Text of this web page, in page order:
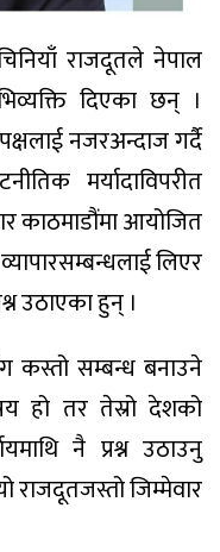
राजदूतले नेपाल
दिएका छन् ।
नजरअन्दाज गर्दै
मर्यादाविपरीत
काठमाडौंमा आयोजित
लिएर
उठाएका हुन् ।
सम्बन्ध बनाउने
हो तर तेस्रो देशको
नै प्रश्न उठाउनु
राजदूतजस्तो जिम्मेवार